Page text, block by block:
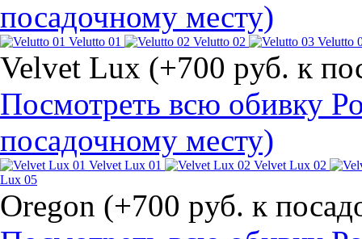
посадочному месту)
Velutto 01 Velutto 02 Velutto
Velvet Lux (+700 pуб. к
Посмотреть всю обивку
посадочному месту)
Velvet Lux 01
Velvet Lux 02
Lux 05
Oregon (+700 pуб. к